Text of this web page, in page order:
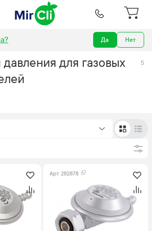
? Да Нет
обогревателей Редукторы давления
для газовых
5
Арт. 282878